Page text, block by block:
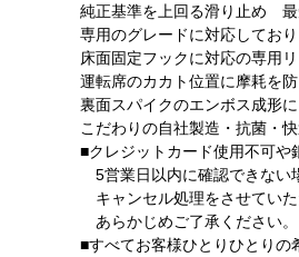
純正基準を上回る滑り止め 最
専用のグレードに対応しており
床面固定フックに対応の専用
運転席のカカト位置に摩耗を
裏面スパイクのエンボス成形
こだわりの自社製造・抗菌・快
■クレジットカード使用不可や
5営業日以内に確認できない
キャンセル処理をさせていた
あらかじめご了承ください。
■すべてお客様ひとりひとりの